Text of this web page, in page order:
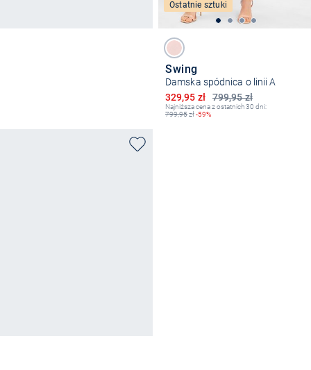
Ostatnie sztuki
Swing
Damska spódnica o linii A
799,95 zł
Obniżona cena
329,95 zł
Najniższa cena z ostatnich 30 dni:
799,95zł-59%